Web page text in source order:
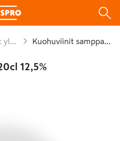
Kuohuviinit samppanja
12,5%